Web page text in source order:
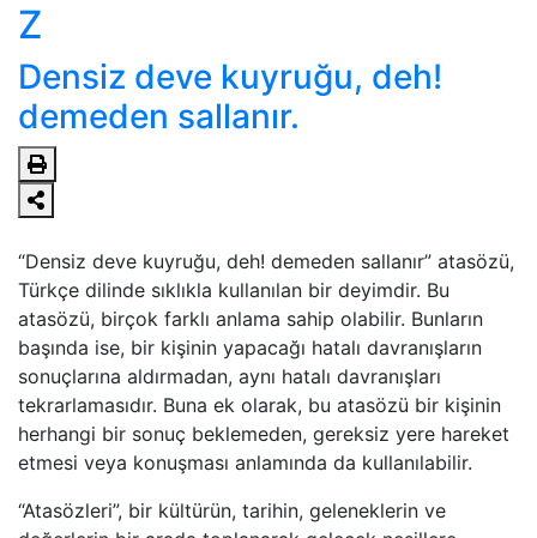
Z
Densiz deve kuyruğu, deh!
demeden sallanır.
“Densiz deve kuyruğu, deh! demeden sallanır” atasözü,
Türkçe dilinde sıklıkla kullanılan bir deyimdir. Bu
atasözü, birçok farklı anlama sahip olabilir. Bunların
başında ise, bir kişinin yapacağı hatalı davranışların
sonuçlarına aldırmadan, aynı hatalı davranışları
tekrarlamasıdır. Buna ek olarak, bu atasözü bir kişinin
herhangi bir sonuç beklemeden, gereksiz yere hareket
etmesi veya konuşması anlamında da kullanılabilir.
“Atasözleri”, bir kültürün, tarihin, geleneklerin ve